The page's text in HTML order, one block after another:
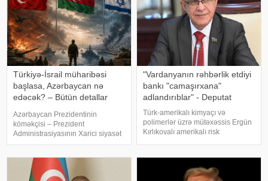
Türkiyə-İsrail müharibəsi
başlasa, Azərbaycan nə
edəcək? – Bütün detallar
Azərbaycan Prezidentinin
köməkçisi – Prezident
Administrasiyasının Xarici siyasət
məsələləri şöbəsinin müdiri
verdiyi açıqlama son illərdə
Türkiyə cəmiyyətinin müəyyən
"Vardanyanın rəhbərlik etdiyi
bankı "camaşırxana"
adlandırıblar" - Deputat
Türk-amerikalı kimyaçı və
polimerlər üzrə mütəxəssis Ergün
Kırlıkovalı amerikalı risk
Vardanyanı dəstəkləməsini və